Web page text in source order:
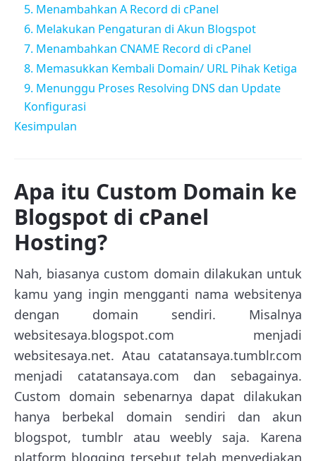
5. Menambahkan A Record di cPanel
6. Melakukan Pengaturan di Akun Blogspot
7. Menambahkan CNAME Record di cPanel
8. Memasukkan Kembali Domain/ URL Pihak Ketiga
9. Menunggu Proses Resolving DNS dan Update
Konfigurasi
Kesimpulan
Apa itu Custom Domain ke
Blogspot di cPanel
Hosting?
Nah, biasanya custom domain dilakukan untuk
kamu yang ingin mengganti nama websitenya
dengan domain sendiri. Misalnya
websitesaya.blogspot.com menjadi
websitesaya.net. Atau catatansaya.tumblr.com
menjadi catatansaya.com dan sebagainya.
Custom domain sebenarnya dapat dilakukan
hanya berbekal domain sendiri dan akun
blogspot, tumblr atau weebly saja. Karena
platform blogging tersebut telah menyediakan